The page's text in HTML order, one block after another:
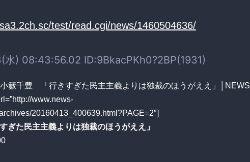
test/read.cgi/news/1460504636/
水) 08:43:56.02 ID:9BkacPKh0?2BP(1931)
小籔千豊 「行きすぎた民主主義よりは独裁のほうがええ」│NEWS
www.news-
20160413_400639.html?PAGE=2″]
ぎた民主主義よりは独裁のほうがええ」